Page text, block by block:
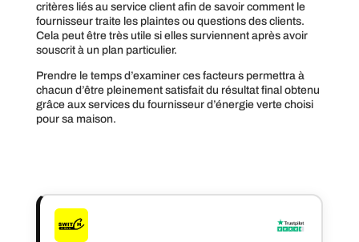
critères liés au service client afin de savoir comment le
fournisseur traite les plaintes ou questions des clients.
Cela peut être très utile si elles surviennent après avoir
souscrit à un plan particulier.
Prendre le temps d’examiner ces facteurs permettra à
chacun d’être pleinement satisfait du résultat final obtenu
grâce aux services du fournisseur d’énergie verte choisi
pour sa maison.